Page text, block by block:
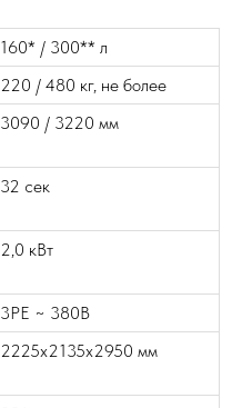
160* / 300** л
220 / 480 кг, не более
3090 / 3220 мм
32 сек
2,0 кВт
3РЕ ~ 380В
2225х2135х2950 мм